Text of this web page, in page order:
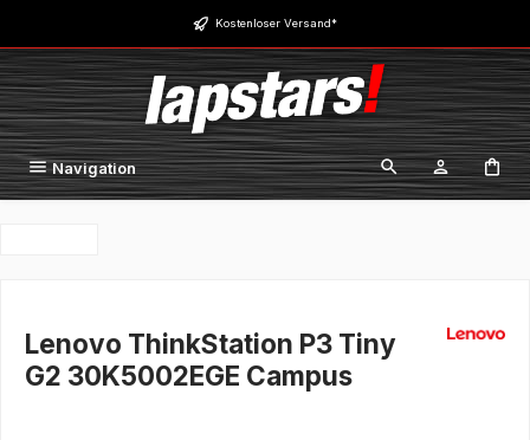
Zum Hauptinhalt springen Kostenloser Versand*
Navigation
Lenovo ThinkStation P3 Tiny
G2 30K5002EGE Campus